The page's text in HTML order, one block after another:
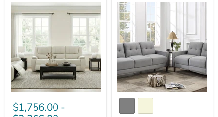
Camila
Upholstered
Reclining
Sofa
$1,756.00 -
Bowen
Upholstered
Track
Arm
Tufted
Sofa
Set